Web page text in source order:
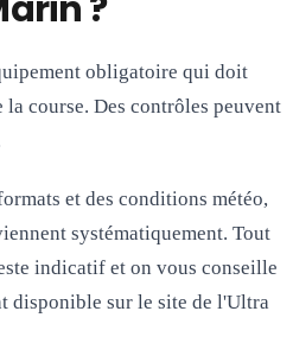
obligatoire qui doit
course. Des contrôles peuvent
et des conditions météo,
systématiquement. Tout
indicatif et on vous conseille
disponible sur le site de l'Ultra